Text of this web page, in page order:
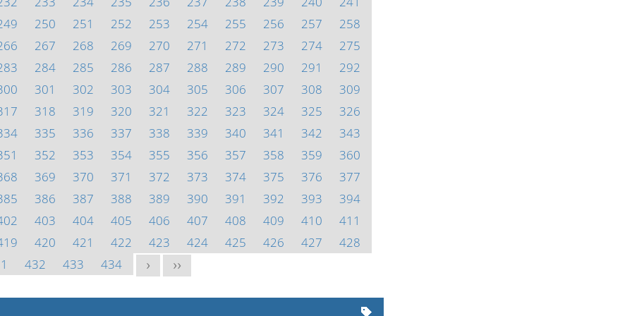
250 251 252 253 254 255 256 257
258
267 268 269 270 271 272 273 274
275
284 285 286 287 288 289 290 291
292
301 302 303 304 305 306 307 308
309
318 319 320 321 322 323 324 325
326
335 336 337 338 339 340 341 342
343
352 353 354 355 356 357 358 359
360
369 370 371 372 373 374 375 376
377
386 387 388 389 390 391 392 393
394
403 404 405 406 407 408 409 410
411
420 421 422 423 424 425 426 427
428
432 433 434 > >>